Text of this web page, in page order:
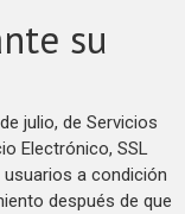
su
julio, de Servicios
Electrónico, SSL
a condición
después de que